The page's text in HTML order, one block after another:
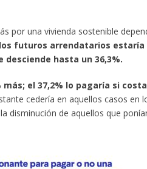
por una vivienda sostenible
los futuros arrendatarios
hasta un 36,3%.
el 37,2% lo pagaría si
cedería en aquellos casos en
disminución de aquellos que